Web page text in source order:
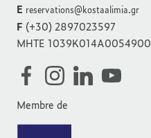
E reservations@kostaalimia.gr
F (+30) 2897023597
MHTE 1039K014A0054900
Membre de